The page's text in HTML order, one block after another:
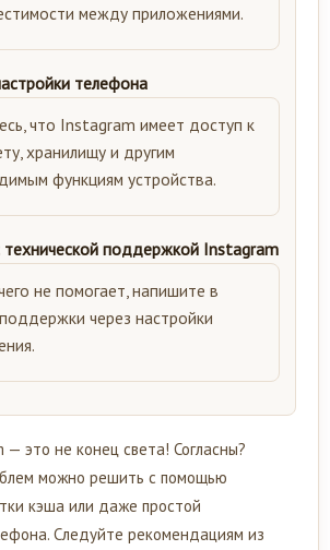
между приложениями.
телефона
что Instagram имеет доступ к
хранилищу и другим
функциям устройства.
технической поддержкой Instagram
не помогает, напишите в
через настройки
это не конец света! Согласны?
можно решить с помощью
кэша или даже простой
Следуйте рекомендациям из